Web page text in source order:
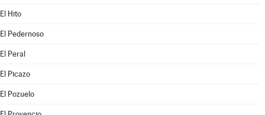
El Hito
El Pedernoso
El Peral
El Picazo
El Pozuelo